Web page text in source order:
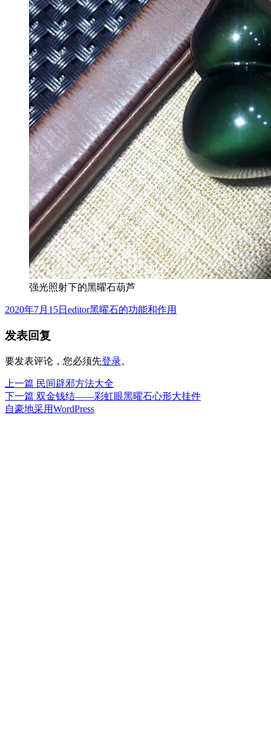
强光照射下的黑曜石葫芦
发
于
2020年7月15日 作
editor分
黑曜石的功能和作用
发表回复
要发表评论，您必须先登录。
文
章
上一篇 上
篇
文
民间辟邪方法大全
下一篇 下
篇
双金钱结——彩虹眼黑曜石心形大挂件
自豪地采用WordPress